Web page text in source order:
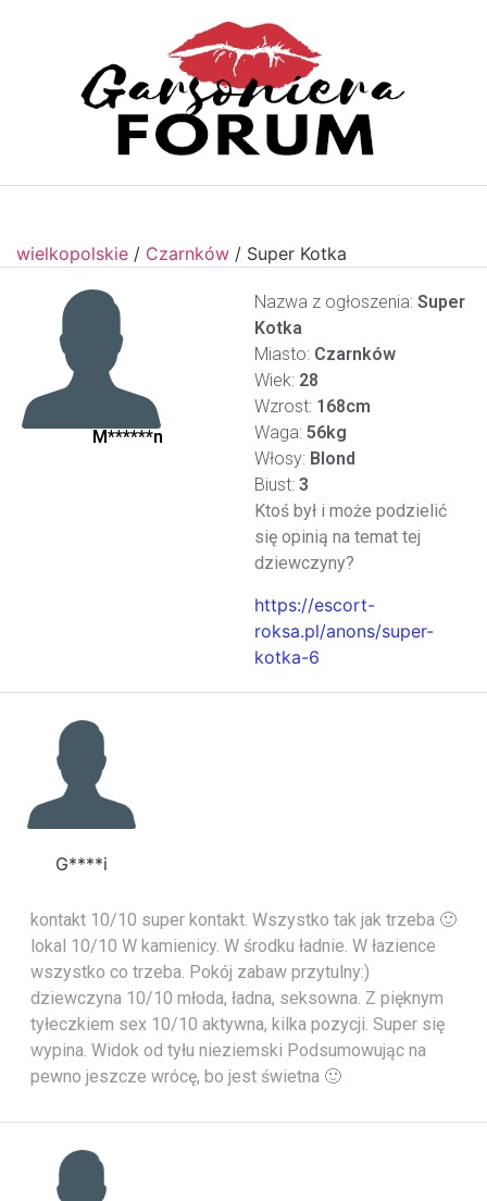
wielkopolskie / Czarnków / Super Kotka
M******n
Nazwa z ogłoszenia: Super
Kotka
Miasto: Czarnków
Wiek: 28
Wzrost: 168cm
Waga: 56kg
Włosy: Blond
Biust: 3
Ktoś był i może podzielić
się opinią na temat tej
dziewczyny?
https://escort-
roksa.pl/anons/super-
kotka-6
G****i
kontakt 10/10 super kontakt. Wszystko tak jak trzeba 🙂
lokal 10/10 W kamienicy. W środku ładnie. W łazience
wszystko co trzeba. Pokój zabaw przytulny:)
dziewczyna 10/10 młoda, ładna, seksowna. Z pięknym
tyłeczkiem sex 10/10 aktywna, kilka pozycji. Super się
wypina. Widok od tyłu nieziemski Podsumowując na
pewno jeszcze wrócę, bo jest świetna 🙂